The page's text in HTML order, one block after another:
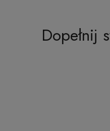
Dopełnij